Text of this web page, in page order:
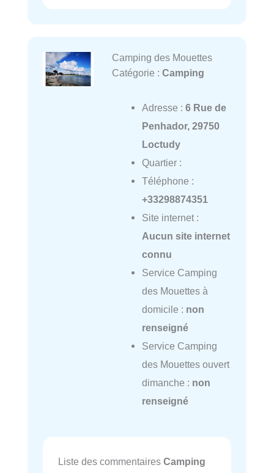
Camping des Mouettes
Catégorie : Camping
Adresse : 6 Rue de
Penhador, 29750
Loctudy
Quartier :
Téléphone :
+33298874351
Site internet :
Aucun site internet
connu
Service Camping
des Mouettes à
domicile : non
renseigné
Service Camping
des Mouettes ouvert
dimanche : non
renseigné
Liste des commentaires Camping